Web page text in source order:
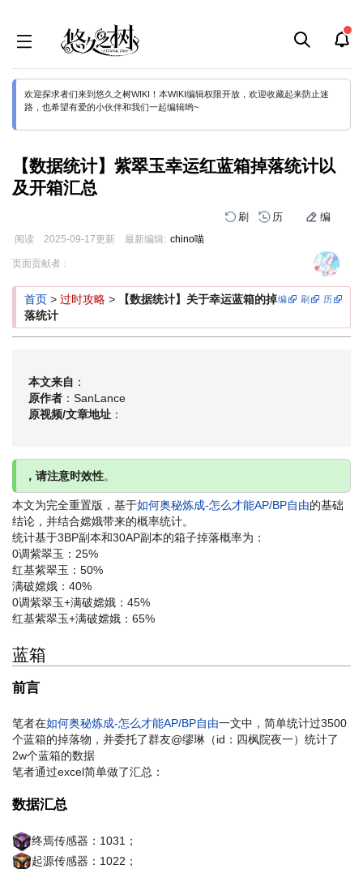
欢迎探求者们来到悠久之树WIKI！本WIKI编辑权限开放，欢迎收藏起来防止迷
路，也希望有爱的小伙伴和我们一起编辑哟~
【数据统计】紫翠玉幸运红蓝箱掉落统计以
及开箱汇总
刷 历 编
阅读 2025-09-17更新 最新编辑: chino喵
跳
到
导
跳
到
搜
页面贡献者 :
编 刷 历
首页 > 过时攻略 >
【数据统计】关于幸运蓝箱的掉
落统计
本文来自 ：
原作者 ：SanLance
原视频/文章地址 ：
，请注意时效性。
本文为完全重置版，基于如何奥秘炼成-怎么才能AP/BP自由的基础
结论，并结合嫦娥带来的概率统计。
统计基于3BP副本和30AP副本的箱子掉落概率为：
0调紫翠玉：25%
红基紫翠玉：50%
满破嫦娥：40%
0调紫翠玉+满破嫦娥：45%
红基紫翠玉+满破嫦娥：65%
蓝箱
前言
笔者在如何奥秘炼成-怎么才能AP/BP自由一文中，简单统计过3500
个蓝箱的掉落物，并委托了群友@缪琳（id：四枫院夜一）统计了
2w个蓝箱的数据
笔者通过excel简单做了汇总：
数据汇总
终焉传感器：1031；
起源传感器：1022；